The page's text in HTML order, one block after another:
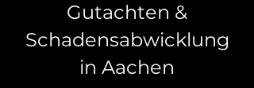
Gutachten &
Schadensabwicklung
in Aachen